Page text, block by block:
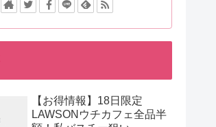
【お得情報】18日限定
LAWSONウチカフェ全品半